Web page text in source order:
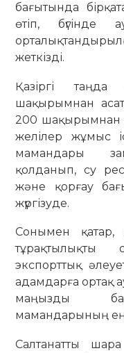
бағытында
өтіп,
жеткізді.
Қазіргі
шақырымнан
200 шақырымнан
желілер жұмыс
мамандары
қолданып, су
және қорғау
жүргізуде.
Сонымен қатар,
тұрақтылықты
экспорттық
адамдарға ортақ
маңызды
мамандарының
Салтанатты